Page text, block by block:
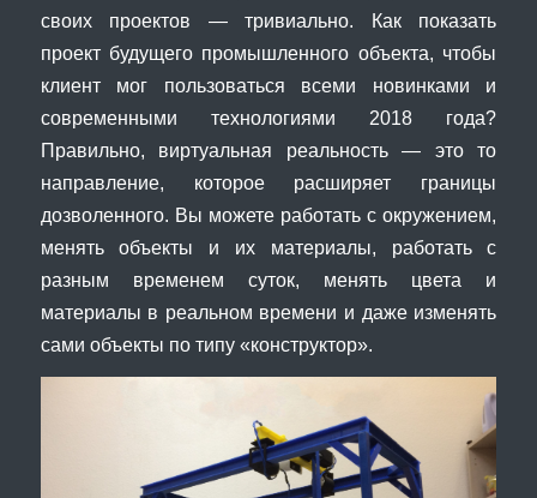
своих проектов — тривиально. Как показать
проект будущего промышленного объекта, чтобы
клиент мог пользоваться всеми новинками и
современными технологиями 2018 года?
Правильно, виртуальная реальность — это то
направление, которое расширяет границы
дозволенного. Вы можете работать с окружением,
менять объекты и их материалы, работать с
разным временем суток, менять цвета и
материалы в реальном времени и даже изменять
сами объекты по типу «конструктор».